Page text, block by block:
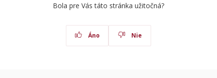
Bola pre Vás táto stránka užitočná?
Áno Nie